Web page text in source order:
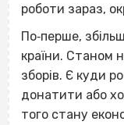
роботи зараз,
По‐перше,
країни. Станом
зборів. Є куди
донатити або
того стану